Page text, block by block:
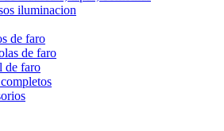
iluminacion
de faro
de faro
de faro